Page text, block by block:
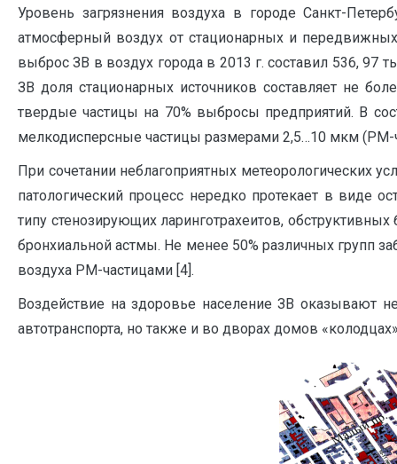
Уровень загрязнения воздуха в городе Санкт-
атмосферный воздух от стационарных и
выброс ЗВ в воздух города в 2013 г. составил 536, 97
ЗВ доля стационарных источников составляет не
твердые частицы на 70% выбросы предприятий. В
мелкодисперсные частицы размерами 2,5…10 мкм (РМ-
При сочетании неблагоприятных метеорологических
патологический процесс нередко протекает в виде
типу стенозирующих ларинготрахеитов,
бронхиальной астмы. Не менее 50% различных групп
воздуха РМ-частицами [4].
Воздействие на здоровье население ЗВ оказывают
автотранспорта, но также и во дворах домов